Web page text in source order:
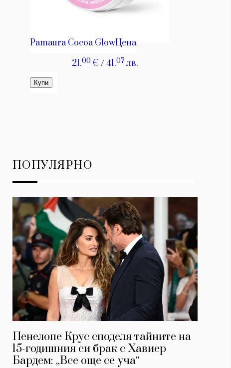
ПОПУЛЯРНО
Пенелопе Крус споделя тайните на
15-годишния си брак с Хавиер
Бардем: „Все още се уча“